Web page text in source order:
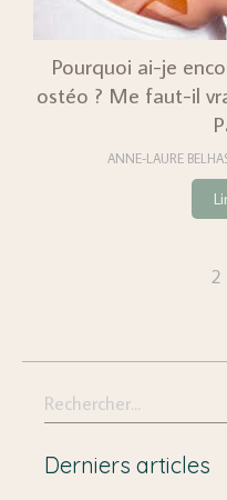
Pourquoi ai-je
ostéo ? Me faut-il
ANNE-LAURE
2
Rechercher
Derniers articles